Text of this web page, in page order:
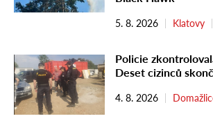
5. 8. 2026 Klatovy
Policie
Deset cizinců
4. 8. 2026